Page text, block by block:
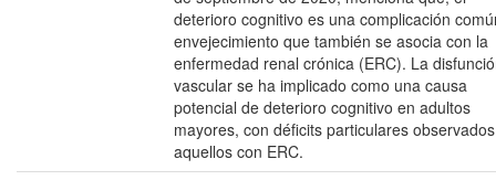
deterioro cognitivo es una complicación
envejecimiento que también se asocia con la
enfermedad renal crónica (ERC). La
vascular se ha implicado como una causa
potencial de deterioro cognitivo en adultos
mayores, con déficits particulares
aquellos con ERC.